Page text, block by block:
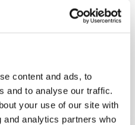
content and ads, to
and to analyse our traffic.
your use of our site with
analytics partners who
Ausrüstung mit
Lebensdauer